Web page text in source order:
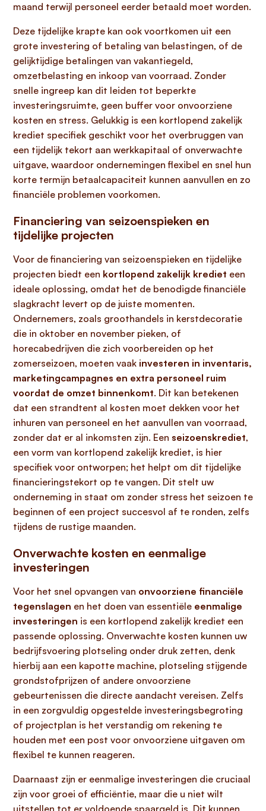
maand terwijl personeel eerder betaald moet worden.
Deze tijdelijke krapte kan ook voortkomen uit een
grote investering of betaling van belastingen, of de
gelijktijdige betalingen van vakantiegeld,
omzetbelasting en inkoop van voorraad. Zonder
snelle ingreep kan dit leiden tot beperkte
investeringsruimte, geen buffer voor onvoorziene
kosten en stress. Gelukkig is een kortlopend zakelijk
krediet specifiek geschikt voor het overbruggen van
een tijdelijk tekort aan werkkapitaal of onverwachte
uitgave, waardoor ondernemingen flexibel en snel hun
korte termijn betaalcapaciteit kunnen aanvullen en zo
financiële problemen voorkomen.
Financiering van seizoenspieken en
tijdelijke projecten
Voor de financiering van seizoenspieken en tijdelijke
projecten biedt een kortlopend zakelijk krediet een
ideale oplossing, omdat het de benodigde financiële
slagkracht levert op de juiste momenten.
Ondernemers, zoals groothandels in kerstdecoratie
die in oktober en november pieken, of
horecabedrijven die zich voorbereiden op het
zomerseizoen, moeten vaak investeren in inventaris,
marketingcampagnes en extra personeel ruim
voordat de omzet binnenkomt. Dit kan betekenen
dat een strandtent al kosten moet dekken voor het
inhuren van personeel en het aanvullen van voorraad,
zonder dat er al inkomsten zijn. Een seizoenskrediet,
een vorm van kortlopend zakelijk krediet, is hier
specifiek voor ontworpen; het helpt om dit tijdelijke
financieringstekort op te vangen. Dit stelt uw
onderneming in staat om zonder stress het seizoen te
beginnen of een project succesvol af te ronden, zelfs
tijdens de rustige maanden.
Onverwachte kosten en eenmalige
investeringen
Voor het snel opvangen van onvoorziene financiële
tegenslagen en het doen van essentiële eenmalige
investeringen is een kortlopend zakelijk krediet een
passende oplossing. Onverwachte kosten kunnen uw
bedrijfsvoering plotseling onder druk zetten, denk
hierbij aan een kapotte machine, plotseling stijgende
grondstofprijzen of andere onvoorziene
gebeurtenissen die directe aandacht vereisen. Zelfs
in een zorgvuldig opgestelde investeringsbegroting
of projectplan is het verstandig om rekening te
houden met een post voor onvoorziene uitgaven om
flexibel te kunnen reageren.
Daarnaast zijn er eenmalige investeringen die cruciaal
zijn voor groei of efficiëntie, maar die u niet wilt
uitstellen tot er voldoende spaargeld is. Dit kunnen